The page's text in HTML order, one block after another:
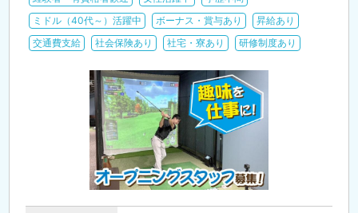
ミドル（40代～）活躍中
ボーナス・賞与あり
昇給あり
交通費支給
社会保険あり 社宅・寮あり 研修制度あり